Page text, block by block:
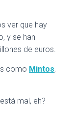
ver que hay
y se han
de euros.
como Mintos,
mal, eh?